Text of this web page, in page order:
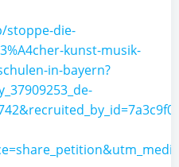
stoppe-die-
kunst-musik-
in-bayern?